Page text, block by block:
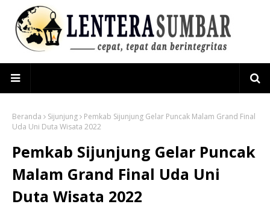
Beranda Sijunjung
Pemkab Sijunjung Gelar Puncak Malam Grand Final
Uda Uni Duta Wisata 2022
Pemkab Sijunjung Gelar Puncak
Malam Grand Final Uda Uni
Duta Wisata 2022